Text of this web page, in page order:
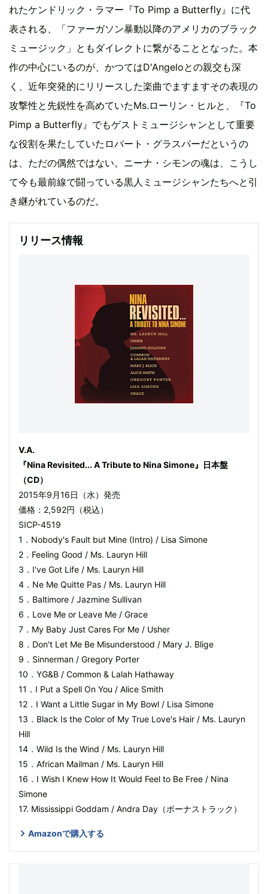
れたケンドリック・ラマー『To Pimp a Butterfly』に代
表される、「ファーガソン暴動以降のアメリカのブラック
ミュージック」ともダイレクトに繋がることとなった。本
作の中心にいるのが、かつてはD'Angeloとの親交も深
く、近年突発的にリリースした楽曲でますますその表現の
攻撃性と先鋭性を高めていたMs.ローリン・ヒルと、『To
Pimp a Butterfly』でもゲストミュージシャンとして重要
な役割を果たしていたロバート・グラスパーだというの
は、ただの偶然ではない。ニーナ・シモンの魂は、こうし
て今も最前線で闘っている黒人ミュージシャンたちへと引
き継がれているのだ。
リリース情報
V.A.
『Nina Revisited... A Tribute to Nina Simone』日本盤
（CD）
2015年9月16日（水）発売
価格：2,592円（税込）
SICP-4519
1．Nobody's Fault but Mine (Intro) / Lisa Simone
2．Feeling Good / Ms. Lauryn Hill
3．I've Got Life / Ms. Lauryn Hill
4．Ne Me Quitte Pas / Ms. Lauryn Hill
5．Baltimore / Jazmine Sullivan
6．Love Me or Leave Me / Grace
7．My Baby Just Cares For Me / Usher
8．Don't Let Me Be Misunderstood / Mary J. Blige
9．Sinnerman / Gregory Porter
10．YG&B / Common & Lalah Hathaway
11．I Put a Spell On You / Alice Smith
12．I Want a Little Sugar in My Bowl / Lisa Simone
13．Black Is the Color of My True Love's Hair / Ms. Lauryn
Hill
14．Wild Is the Wind / Ms. Lauryn Hill
15．African Mailman / Ms. Lauryn Hill
16．I Wish I Knew How It Would Feel to Be Free / Nina
Simone
17. Mississippi Goddam / Andra Day（ボーナストラック）
Amazonで購入する